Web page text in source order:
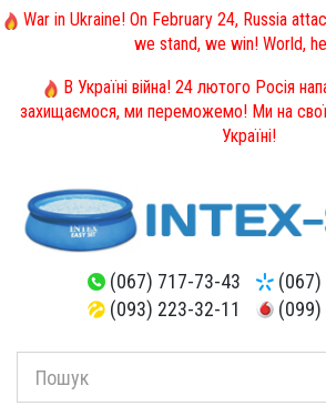
War in Ukraine! On February 24, Russia
we stand, we win! World,
В Україні війна! 24 лютого Росія
захищаємося, ми переможемо! Ми на
Україні!
(067) 717-73-43
(067)
(093) 223-32-11
(099)